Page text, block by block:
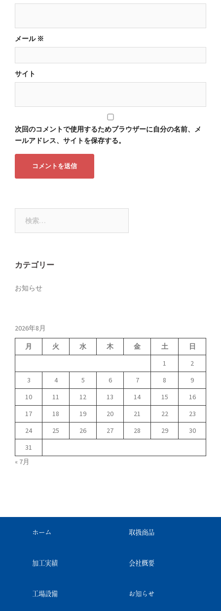
メール ※
サイト
次回のコメントで使用するためブラウザーに自分の名前、メ
ールアドレス、サイトを保存する。
カテゴリー
お知らせ
2026年8月
月 火 水 木 金 土
日
1
2
3
4 5 6 7 8
9
10
11 12 13 14 15
16
17
18 19 20 21 22
23
24
25 26 27 28 29
30
31
« 7月
ホーム 取扱商品
加工実績 会社概要
工場設備 お知らせ